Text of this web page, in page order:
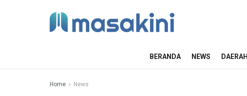
BERANDA NEWS DAERAH
Home News